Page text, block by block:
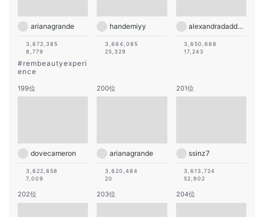
arianagrande
3,672,385
8,779
#rembeautyexperi
ence
handemiyy
3,664,085
25,329
alexandradaddario
3,650,668
17,243
199位
dovecameron
3,622,858
7,009
200位
arianagrande
3,620,484
20
201位
ssinz7
3,613,724
52,902
202位 203位 204位